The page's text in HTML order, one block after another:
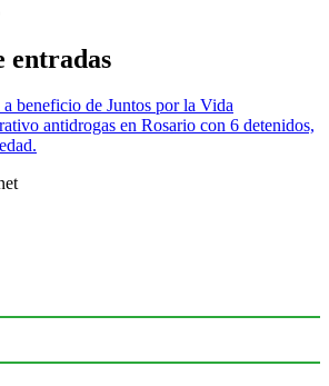
entradas
a beneficio de Juntos por la Vida
antidrogas en Rosario con 6 detenidos,